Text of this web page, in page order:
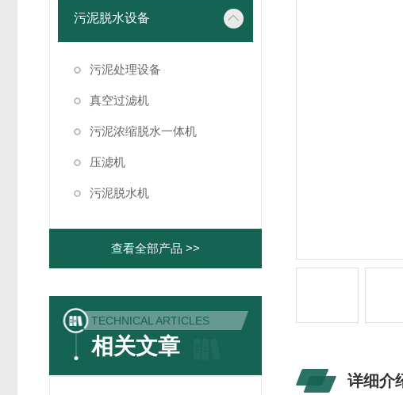
污泥脱水设备
污泥处理设备
真空过滤机
污泥浓缩脱水一体机
压滤机
污泥脱水机
查看全部产品 >>
TECHNICAL ARTICLES
相关文章
详细介